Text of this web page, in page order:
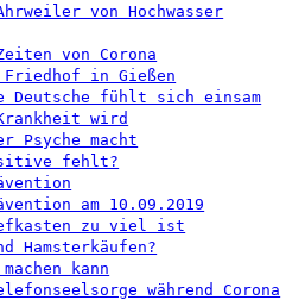
von Hochwasser
von Corona
Friedhof in Gießen
Deutsche fühlt sich einsam
wird
Psyche macht
fehlt?
am 10.09.2019
zu viel ist
Hamsterkäufen?
kann
während Corona